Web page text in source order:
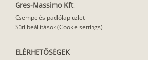
Gres-Massimo Kft.
Csempe és padlólap üzlet
Süti beállítások (Cookie settings)
ELÉRHETŐSÉGEK